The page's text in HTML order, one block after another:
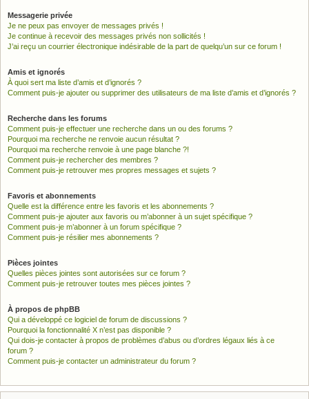
Messagerie privée
Je ne peux pas envoyer de messages privés !
Je continue à recevoir des messages privés non sollicités !
J’ai reçu un courrier électronique indésirable de la part de quelqu’un sur ce forum !
Amis et ignorés
À quoi sert ma liste d’amis et d’ignorés ?
Comment puis-je ajouter ou supprimer des utilisateurs de ma liste d’amis et d’ignorés ?
Recherche dans les forums
Comment puis-je effectuer une recherche dans un ou des forums ?
Pourquoi ma recherche ne renvoie aucun résultat ?
Pourquoi ma recherche renvoie à une page blanche ?!
Comment puis-je rechercher des membres ?
Comment puis-je retrouver mes propres messages et sujets ?
Favoris et abonnements
Quelle est la différence entre les favoris et les abonnements ?
Comment puis-je ajouter aux favoris ou m’abonner à un sujet spécifique ?
Comment puis-je m’abonner à un forum spécifique ?
Comment puis-je résilier mes abonnements ?
Pièces jointes
Quelles pièces jointes sont autorisées sur ce forum ?
Comment puis-je retrouver toutes mes pièces jointes ?
À propos de phpBB
Qui a développé ce logiciel de forum de discussions ?
Pourquoi la fonctionnalité X n’est pas disponible ?
Qui dois-je contacter à propos de problèmes d’abus ou d’ordres légaux liés à ce
forum ?
Comment puis-je contacter un administrateur du forum ?